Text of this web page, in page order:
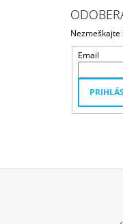
Nezmeškajte
Email